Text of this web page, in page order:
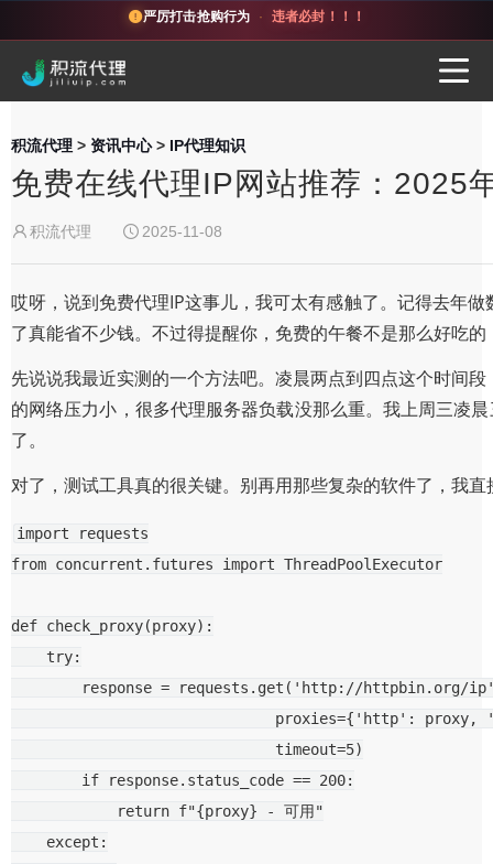
严厉打击抢购行为 · 违者必封！！！
积流代理 > 资讯中心> IP代理知识
免费在线代理IP网站推荐：2025
积流代理 2025-11-08
哎呀，说到免费代理IP这事儿，我可太有感触了。记得去年
了真能省不少钱。不过得提醒你，免费的午餐不是那么好吃
先说说我最近实测的一个方法吧。凌晨两点到四点这个时间
的网络压力小，很多代理服务器负载没那么重。我上周三凌
了。
对了，测试工具真的很关键。别再用那些复杂的软件了，我
import
requests
from concurrent.futures import ThreadPoolExecutor
def check_proxy(proxy):
try:
response = requests . get ( 'http://httpbin.org/
proxies={ 'http' : proxy,
timeout=5)
if
response. status_code == 200:
return f"{proxy} - 可用"
except :